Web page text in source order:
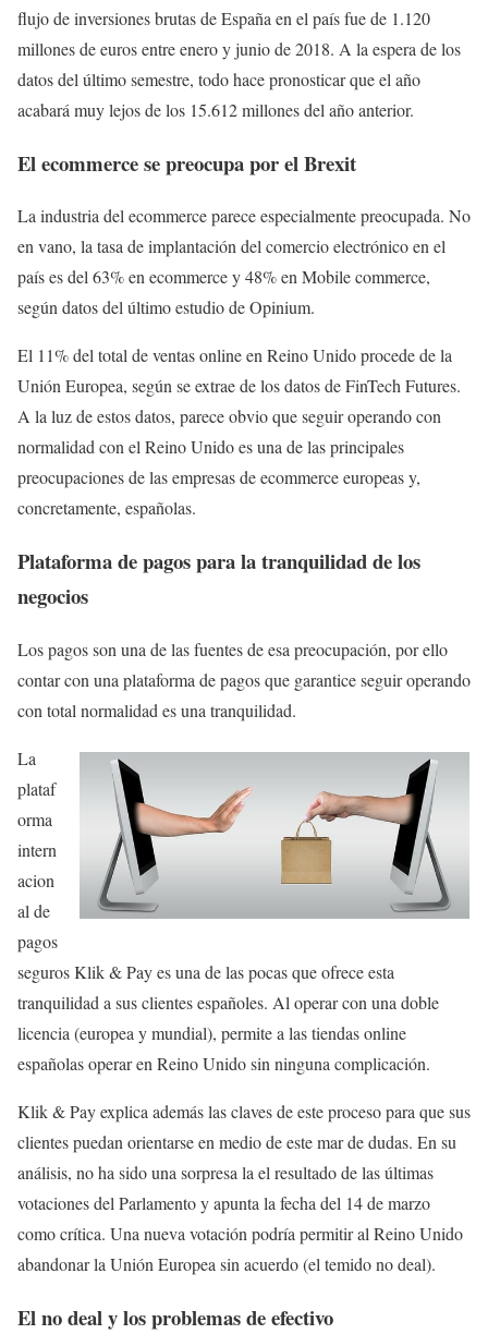
flujo de inversiones brutas de España en el país fue de 1.120
millones de euros entre enero y junio de 2018. A la espera de los
datos del último semestre, todo hace pronosticar que el año
acabará muy lejos de los 15.612 millones del año anterior.
El ecommerce se preocupa por el Brexit
La industria del ecommerce parece especialmente preocupada. No
en vano, la tasa de implantación del comercio electrónico en el
país es del 63% en ecommerce y 48% en Mobile commerce,
según datos del último estudio de Opinium.
El 11% del total de ventas online en Reino Unido procede de la
Unión Europea, según se extrae de los datos de FinTech Futures.
A la luz de estos datos, parece obvio que seguir operando con
normalidad con el Reino Unido es una de las principales
preocupaciones de las empresas de ecommerce europeas y,
concretamente, españolas.
Plataforma de pagos para la tranquilidad de los
negocios
Los pagos son una de las fuentes de esa preocupación, por ello
contar con una plataforma de pagos que garantice seguir operando
con total normalidad es una tranquilidad.
La
plataf
orma
intern
acion
al de
pagos
seguros Klik & Pay es una de las pocas que ofrece esta
tranquilidad a sus clientes españoles. Al operar con una doble
licencia (europea y mundial), permite a las tiendas online
españolas operar en Reino Unido sin ninguna complicación.
Klik & Pay explica además las claves de este proceso para que sus
clientes puedan orientarse en medio de este mar de dudas. En su
análisis, no ha sido una sorpresa la el resultado de las últimas
votaciones del Parlamento y apunta la fecha del 14 de marzo
como crítica. Una nueva votación podría permitir al Reino Unido
abandonar la Unión Europea sin acuerdo (el temido no deal).
El no deal y los problemas de efectivo